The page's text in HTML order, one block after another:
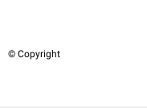
© Copyright